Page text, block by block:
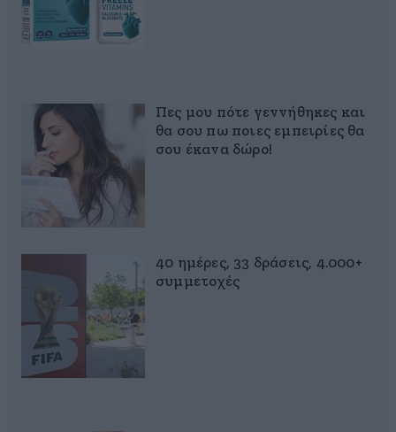
Πες μου πότε γεννήθηκες και
θα σου πω ποιες εμπειρίες θα
σου έκανα δώρο!
40 ημέρες, 33 δράσεις, 4.000+
συμμετοχές